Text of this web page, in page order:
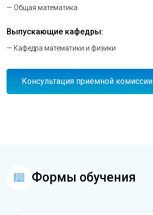
— Общая математика
Выпускающие кафедры:
— Кафедра математики и физики
Консультация приёмной комиссии
Формы обучения